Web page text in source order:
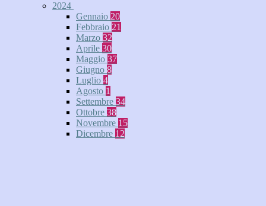
2024
Gennaio 20
Febbraio 21
Marzo 32
Aprile 30
Maggio 37
Giugno 8
Luglio 4
Agosto 1
Settembre 34
Ottobre 38
Novembre 15
Dicembre 12